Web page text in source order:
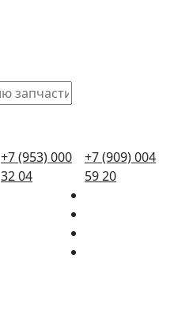
+7 (953) 000
32 04
+7 (909) 004
59 20